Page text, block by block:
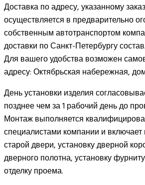
Доставка по адресу, указанному
осуществляется в предварительно
собственным автотранспортом
доставки по Санкт-Петербургу
Для вашего удобства возможен
адресу: Октябрьская набережная,
День установки изделия
позднее чем за 1 рабочий день до
Монтаж выполняется
специалистами компании и
старой двери, установку дверной
дверного полотна, установку
отделку проема.